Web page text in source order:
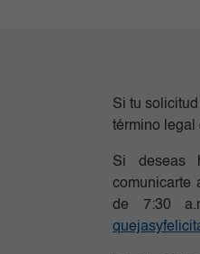
Si tu
término legal
Si deseas
comunicarte
de 7:30